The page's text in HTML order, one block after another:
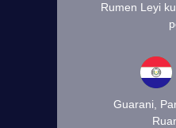
Rumen Leyi
Guarani,